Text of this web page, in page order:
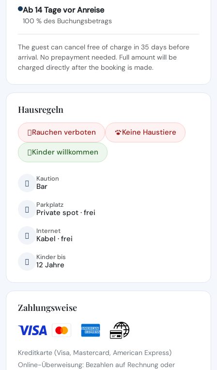
Ab 14 Tage vor Anreise
100 % des Buchungsbetrags
The guest can cancel free of charge in 35 days before
arrival. No prepayment needed. Full amount will be
charged directly after the booking is made.
Hausregeln
Rauchen verboten Keine Haustiere
Kinder willkommen
Kaution
Bar
Parkplatz
Private spot · frei
Internet
Kabel · frei
Kinder bis
12 Jahre
Zahlungsweise
Kreditkarte (Visa, Mastercard, American Express)
Online-Überweisung: Bezahlen auf Rechnung oder